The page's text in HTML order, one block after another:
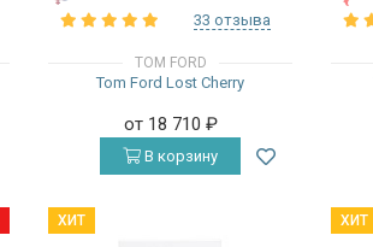
33 отзыва
TOM FORD
Tom Ford Lost Cherry
от 18 710 ₽
В корзину
ХИТ ХИТ